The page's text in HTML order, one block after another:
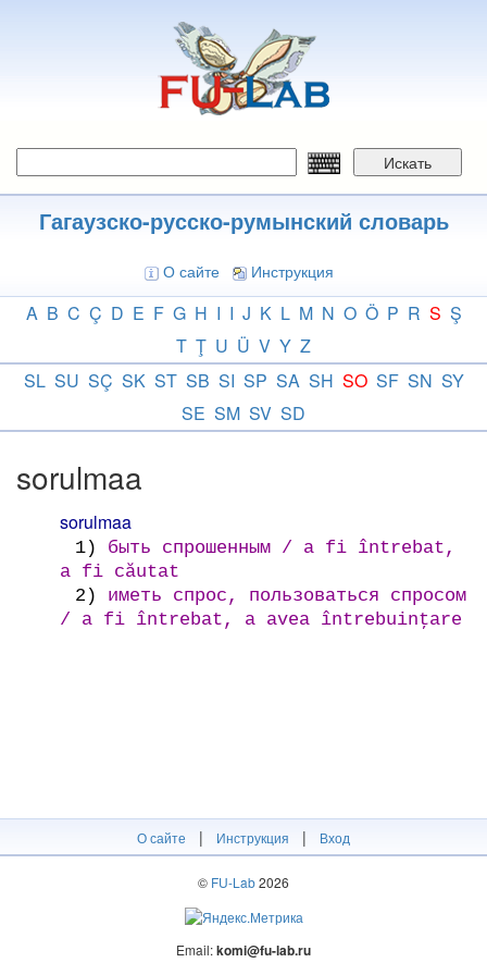
Искать
Гагаузско-русско-румынский словарь
О сайте Инструкция
A B C Ç D E F G H I I J K L M N O Ö P R S Ş
T Ţ U Ü V Y Z
SL SU SÇ SK ST SB SI SP SA SH SO SF SN SY
SE SM SV SD
sorulmaa
sorulmaa
1)
быть спрошенным / a fi întrebat,
a fi căutat
2)
иметь спрос, пользоваться спросом
/ a fi întrebat, a avea întrebuinţare
О сайте | Инструкция | Вход
© FU-Lab2026
Email:komi@fu-lab.ru